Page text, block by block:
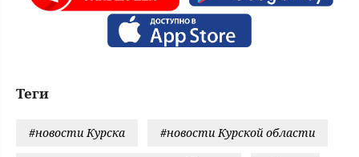
Теги
#новости Курска #новости Курской области